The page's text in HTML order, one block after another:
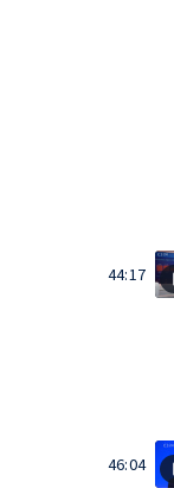
44:17
46:04